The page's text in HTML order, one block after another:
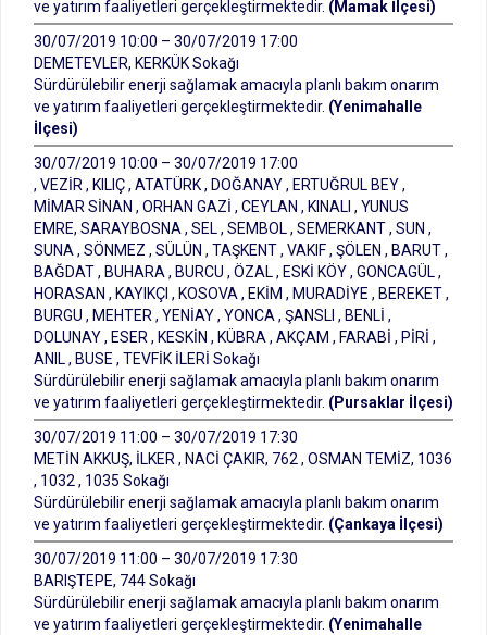
ve yatırım faaliyetleri gerçekleştirmektedir. (Mamak İlçesi)
30/07/2019 10:00 – 30/07/2019 17:00
DEMETEVLER, KERKÜK Sokağı
Sürdürülebilir enerji sağlamak amacıyla planlı bakım onarım
ve yatırım faaliyetleri gerçekleştirmektedir. (Yenimahalle
İlçesi)
30/07/2019 10:00 – 30/07/2019 17:00
, VEZİR , KILIÇ , ATATÜRK , DOĞANAY , ERTUĞRUL BEY ,
MİMAR SİNAN , ORHAN GAZİ , CEYLAN , KINALI , YUNUS
EMRE, SARAYBOSNA , SEL , SEMBOL , SEMERKANT , SUN ,
SUNA , SÖNMEZ , SÜLÜN , TAŞKENT , VAKIF , ŞÖLEN , BARUT ,
BAĞDAT , BUHARA , BURCU , ÖZAL , ESKİ KÖY , GONCAGÜL ,
HORASAN , KAYIKÇI , KOSOVA , EKİM , MURADİYE , BEREKET ,
BURGU , MEHTER , YENİAY , YONCA , ŞANSLI , BENLİ ,
DOLUNAY , ESER , KESKİN , KÜBRA , AKÇAM , FARABİ , PİRİ ,
ANIL , BUSE , TEVFİK İLERİ Sokağı
Sürdürülebilir enerji sağlamak amacıyla planlı bakım onarım
ve yatırım faaliyetleri gerçekleştirmektedir. (Pursaklar İlçesi)
30/07/2019 11:00 – 30/07/2019 17:30
METİN AKKUŞ, İLKER , NACİ ÇAKIR, 762 , OSMAN TEMİZ, 1036
, 1032 , 1035 Sokağı
Sürdürülebilir enerji sağlamak amacıyla planlı bakım onarım
ve yatırım faaliyetleri gerçekleştirmektedir. (Çankaya İlçesi)
30/07/2019 11:00 – 30/07/2019 17:30
BARIŞTEPE, 744 Sokağı
Sürdürülebilir enerji sağlamak amacıyla planlı bakım onarım
ve yatırım faaliyetleri gerçekleştirmektedir. (Yenimahalle